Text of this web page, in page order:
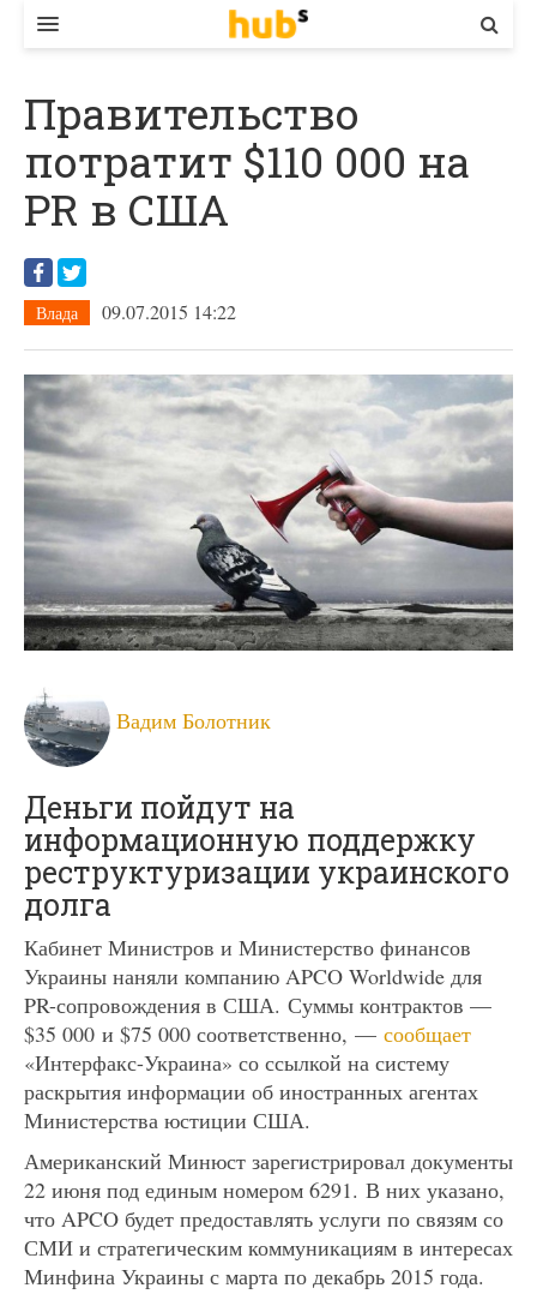
ЕКОНОМІКА
БІЗНЕС
СТАРТЕР
КОНТАКТИ
Правительство
потратит $110 000 на
PR в США
Влада 09.07.2015 14:22
Вадим Болотник
Деньги пойдут на
информационную поддержку
реструктуризации украинского
долга
Кабинет Министров и Министерство финансов
Украины наняли компанию APCO Worldwide для
PR-сопровождения в США. Суммы контрактов —
$35 000 и $75 000 соответственно, — сообщает
«Интерфакс-Украина» со ссылкой на систему
раскрытия информации об иностранных агентах
Министерства юстиции США.
Американский Минюст зарегистрировал документы
22 июня под единым номером 6291. В них указано,
что APCO будет предоставлять услуги по связям со
СМИ и стратегическим коммуникациям в интересах
Минфина Украины с марта по декабрь 2015 года.